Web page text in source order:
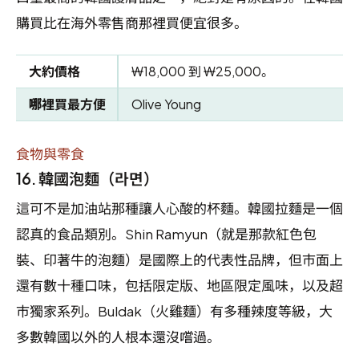
購買比在海外零售商那裡買便宜很多。
大約價格
₩18,000 到 ₩25,000。
哪裡買最方便
Olive Young
食物與零食
16.韓國泡麵（라면）
這可不是加油站那種讓人心酸的杯麵。韓國拉麵是一個
認真的食品類別。Shin Ramyun（就是那款紅色包
裝、印著牛的泡麵）是國際上的代表性品牌，但市面上
還有數十種口味，包括限定版、地區限定風味，以及超
市獨家系列。Buldak（火雞麵）有多種辣度等級，大
多數韓國以外的人根本還沒嚐過。